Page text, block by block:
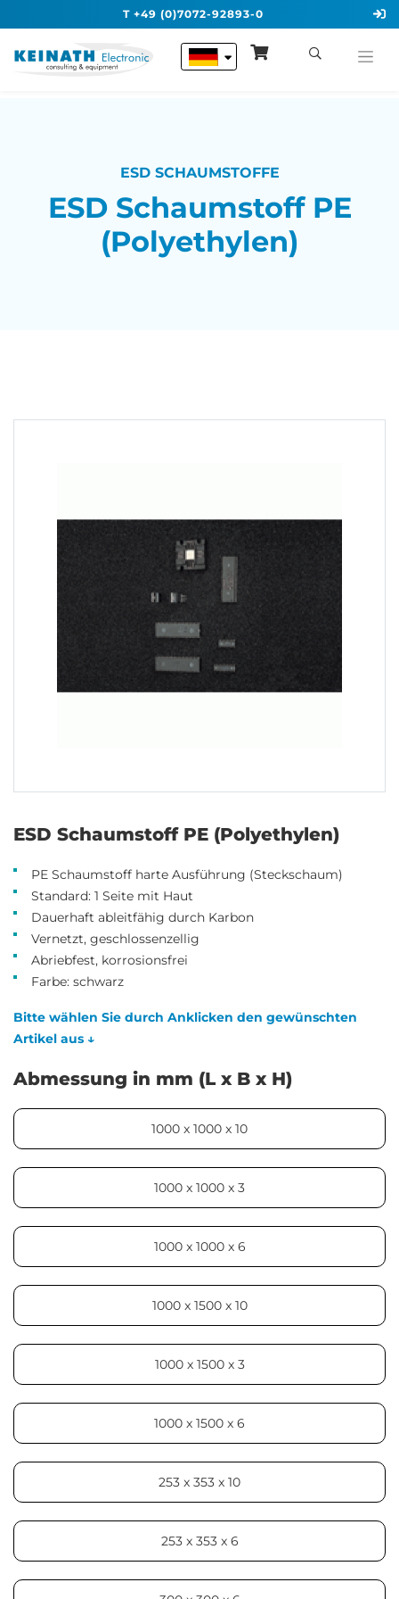
T +49 (0)7072-92893-0
ESD SCHAUMSTOFFE
ESD Schaumstoff PE
(Polyethylen)
ESD Schaumstoff PE (Polyethylen)
PE Schaumstoff harte Ausführung (Steckschaum)
Standard: 1 Seite mit Haut
Dauerhaft ableitfähig durch Karbon
Vernetzt, geschlossenzellig
Abriebfest, korrosionsfrei
Farbe: schwarz
Bitte wählen Sie durch Anklicken den gewünschten
Artikel aus ↓
Abmessung in mm (L x B x H)
1000 x 1000 x 10
1000 x 1000 x 3
1000 x 1000 x 6
1000 x 1500 x 10
1000 x 1500 x 3
1000 x 1500 x 6
253 x 353 x 10
253 x 353 x 6